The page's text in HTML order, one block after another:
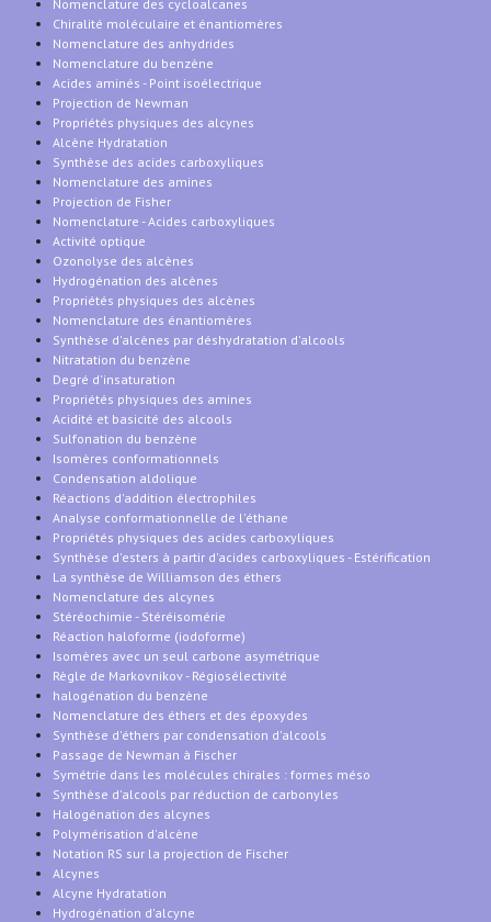
Nomenclature des cycloalcanes
Chiralité moléculaire et énantiomères
Nomenclature des anhydrides
Nomenclature du benzène
Acides aminés - Point isoélectrique
Projection de Newman
Propriétés physiques des alcynes
Alcène Hydratation
Synthèse des acides carboxyliques
Nomenclature des amines
Projection de Fisher
Nomenclature - Acides carboxyliques
Activité optique
Ozonolyse des alcènes
Hydrogénation des alcènes
Propriétés physiques des alcènes
Nomenclature des énantiomères
Synthèse d'alcènes par déshydratation d'alcools
Nitratation du benzène
Degré d'insaturation
Propriétés physiques des amines
Acidité et basicité des alcools
Sulfonation du benzène
Isomères conformationnels
Condensation aldolique
Réactions d'addition électrophiles
Analyse conformationnelle de l'éthane
Propriétés physiques des acides carboxyliques
Synthèse d'esters à partir d'acides carboxyliques - Estérification
La synthèse de Williamson des éthers
Nomenclature des alcynes
Stéréochimie - Stéréisomérie
Réaction haloforme (iodoforme)
Isomères avec un seul carbone asymétrique
Règle de Markovnikov - Régiosélectivité
halogénation du benzène
Nomenclature des éthers et des époxydes
Synthèse d'éthers par condensation d'alcools
Passage de Newman à Fischer
Symétrie dans les molécules chirales : formes méso
Synthèse d'alcools par réduction de carbonyles
Halogénation des alcynes
Polymérisation d'alcène
Notation RS sur la projection de Fischer
Alcynes
Alcyne Hydratation
Hydrogénation d'alcyne